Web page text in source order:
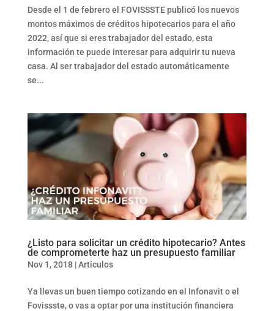
Desde el 1 de febrero el FOVISSSTE publicó los nuevos
montos máximos de créditos hipotecarios para el año
2022, así que si eres trabajador del estado, esta
información te puede interesar para adquirir tu nueva
casa. Al ser trabajador del estado automáticamente
se...
¿Listo para solicitar un crédito hipotecario? Antes
de comprometerte haz un presupuesto familiar
Nov 1, 2018|Artículos
Ya llevas un buen tiempo cotizando en el Infonavit o el
Fovissste, o vas a optar por una institución financiera